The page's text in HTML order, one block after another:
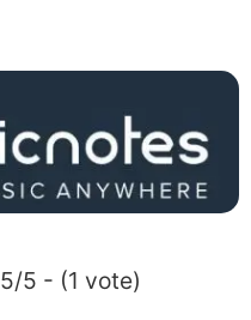
5/5 - (1 vote)